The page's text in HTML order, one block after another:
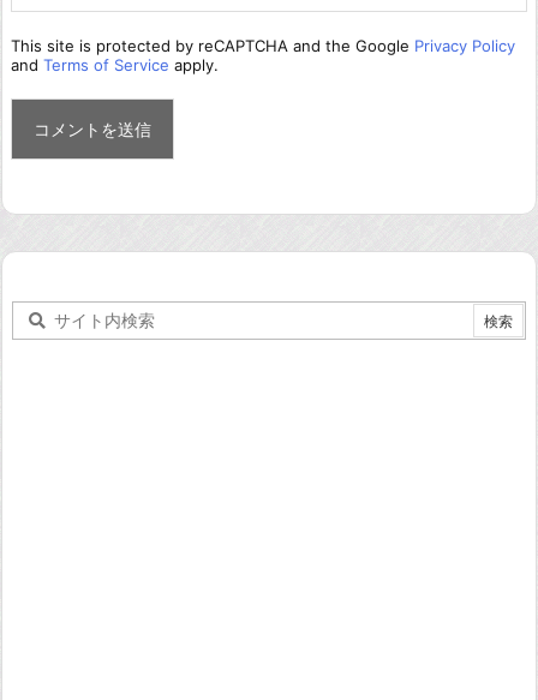
This site is protected by reCAPTCHA and the Google Privacy Policy
and Terms of Service apply.